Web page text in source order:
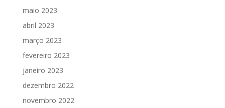
maio 2023
abril 2023
março 2023
fevereiro 2023
janeiro 2023
dezembro 2022
novembro 2022